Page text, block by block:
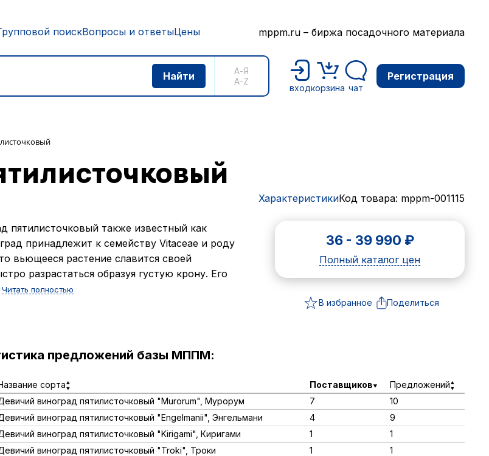
поискВопросы и ответыЦены mppm.ru – биржа посадочного материала
А-Я
A-Z
входкорзина чат
Регистрация
ХарактеристикиКод товара: mppm-001115
пятилисточковый также известный как
принадлежит к семейству Vitaceae и роду
вьющееся растение славится своей
разрастаться образуя густую крону. Его
Читать полностью
36- 39 990 ₽
Полный каталог цен
В избранное Поделиться
предложений базы МППМ:
сорта Поставщиков
Предложений
виноград пятилисточковый "Murorum", Мурорум 7
10
виноград пятилисточковый "Engelmanii", Энгельмани 4
9
виноград пятилисточковый "Kirigami", Киригами 1
1
виноград пятилисточковый "Troki", Троки 1
1